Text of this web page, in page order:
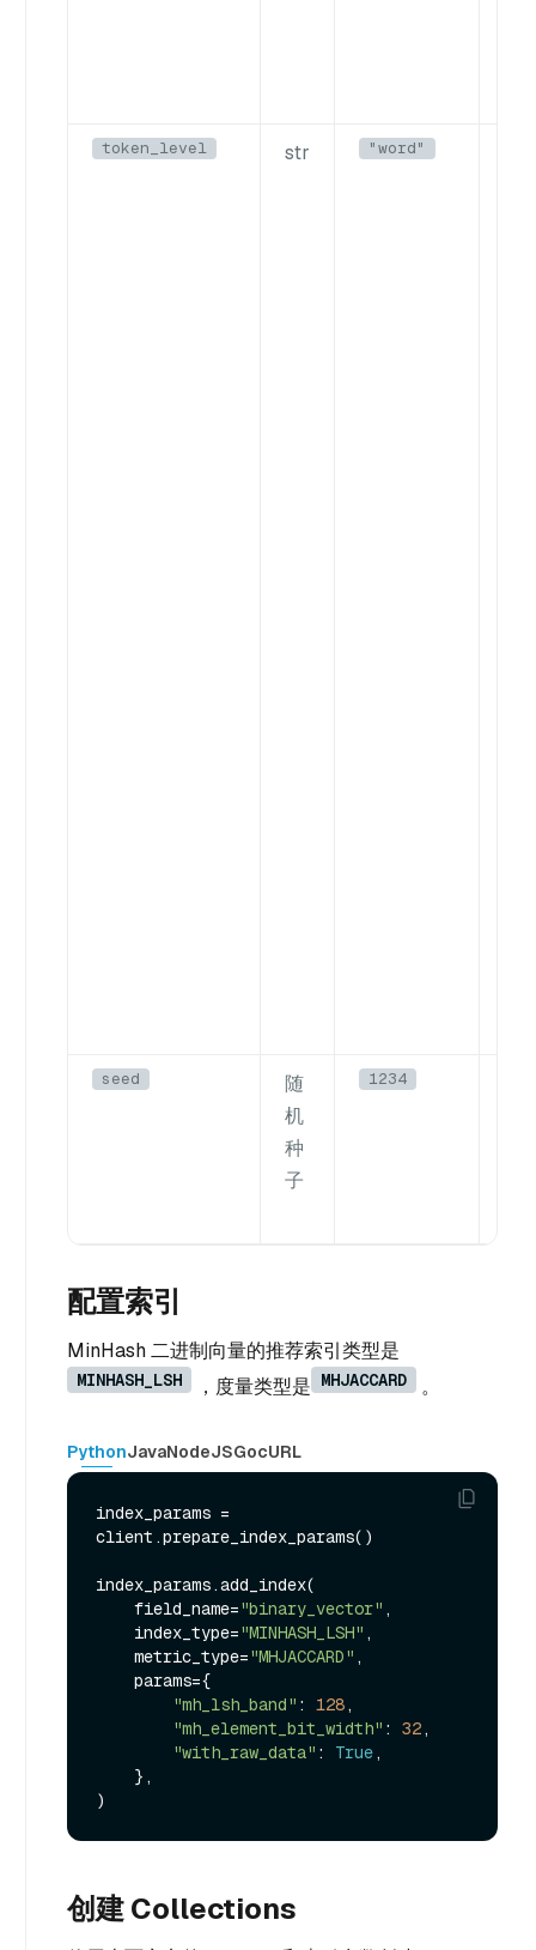
token_level str "word"
seed
随
机
种
子
1234
配置索引
MinHash 二进制向量的推荐索引类型是
MINHASH_LSH ，度量类型是 MHJACCARD 。
PythonJavaNodeJSGocURL
index_params =
client.prepare_index_params()
index_params.add_index(
    field_name=
"binary_vector" ,
    index_type=
"MINHASH_LSH" ,
    metric_type=
"MHJACCARD" ,
"mh_lsh_band" : 128,
"mh_element_bit_width" : 32,
"with_raw_data" : True,
创建 Collections